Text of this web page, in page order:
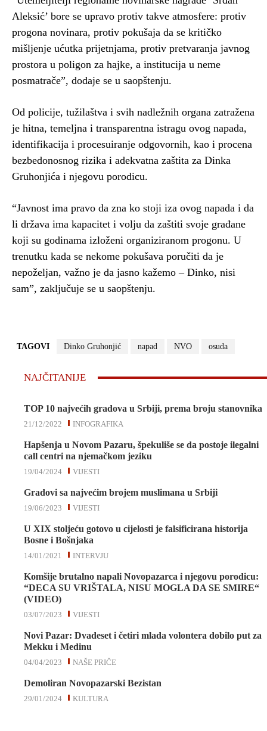
Aleksić’ bore se upravo protiv takve atmosfere: protiv
progona novinara, protiv pokušaja da se kritičko
mišljenje ućutka prijetnjama, protiv pretvaranja javnog
prostora u poligon za hajke, a institucija u neme
posmatrače”, dodaje se u saopštenju.
Od policije, tužilaštva i svih nadležnih organa zatražena
je hitna, temeljna i transparentna istragu ovog napada,
identifikacija i procesuiranje odgovornih, kao i procena
bezbedonosnog rizika i adekvatna zaštita za Dinka
Gruhonjića i njegovu porodicu.
“Javnost ima pravo da zna ko stoji iza ovog napada i da
li država ima kapacitet i volju da zaštiti svoje građane
koji su godinama izloženi organiziranom progonu. U
trenutku kada se nekome pokušava poručiti da je
nepoželjan, važno je da jasno kažemo – Dinko, nisi
sam”, zaključuje se u saopštenju.
TAGOVI Dinko Gruhonjić napad NVO osuda
NAJČITANIJE
TOP 10 najvećih gradova u Srbiji, prema broju stanovnika
INFOGRAFIKA
21/12/2022
Hapšenja u Novom Pazaru, špekuliše se da postoje ilegalni
call centri na njemačkom jeziku
VIJESTI
19/04/2024
Gradovi sa najvećim brojem muslimana u Srbiji
VIJESTI
19/06/2023
U XIX stoljeću gotovo u cijelosti je falsificirana historija
Bosne i Bošnjaka
INTERVJU
14/01/2021
Komšije brutalno napali Novopazarca i njegovu porodicu:
“DECA SU VRIŠTALA, NISU MOGLA DA SE SMIRE“
(VIDEO)
VIJESTI
03/07/2023
Novi Pazar: Dvadeset i četiri mlada volontera dobilo put za
Mekku i Medinu
NAŠE PRIČE
04/04/2023
Demoliran Novopazarski Bezistan
KULTURA
29/01/2024